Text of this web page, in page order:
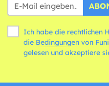
Ich habe die rechtlichen
die Bedingungen
gelesen und akzeptiere